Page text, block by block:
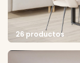
26 productos